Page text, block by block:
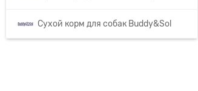
Сухой корм для собак Buddy&Sol